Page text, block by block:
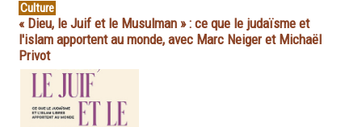
Culture
« Dieu, le Juif et le Musulman » : ce que le judaïsme et
l'islam apportent au monde, avec Marc Neiger et Michaël
Privot